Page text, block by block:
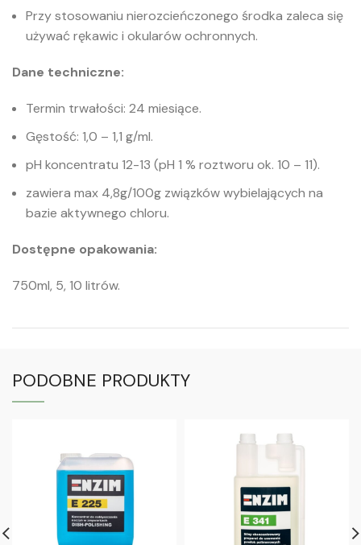
Przy stosowaniu nierozcieńczonego środka zaleca się
używać rękawic i okularów ochronnych.
Dane techniczne:
Termin trwałości: 24 miesiące.
Gęstość: 1,0 – 1,1 g/ml.
pH koncentratu 12-13 (pH 1 % roztworu ok. 10 – 11).
zawiera max 4,8g/100g związków wybielających na
bazie aktywnego chloru.
Dostępne opakowania:
750ml, 5, 10 litrów.
PODOBNE PRODUKTY